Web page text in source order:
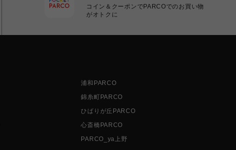
コイン＆クーポンでPARCOでのお買い物
がオトクに
浦和PARCO
錦糸町PARCO
ひばりが丘PARCO
心斎橋PARCO
PARCO_ya上野